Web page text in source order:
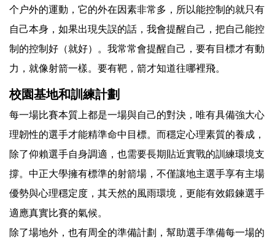
个户外的運動，它的外在因素非常多，所以能控制的就只有
自己本身，如果出現失誤的話，我會提醒自己，把自己能控
制的控制好（就好）。我常常會提醒自己，要有目標才有動
力，就像射箭一樣。要有靶，箭才知道往哪裡飛。
校園基地和訓練計劃
每一場比賽本質上都是一場與自己的對決，唯有具備強大心
理韌性的選手才能精準命中目標。而穩定心理素質的養成，
除了仰賴選手自身調適，也需要長期貼近實戰的訓練環境支
撐。中正大學擁有標準的射箭場，不僅讓地主選手享有主場
優勢與心理穩定度，其天然的風雨環境，更能有效鍛鍊選手
適應真實比賽的氣候。
除了場地外，也有周全的準備計劃，幫助選手準備每一場的